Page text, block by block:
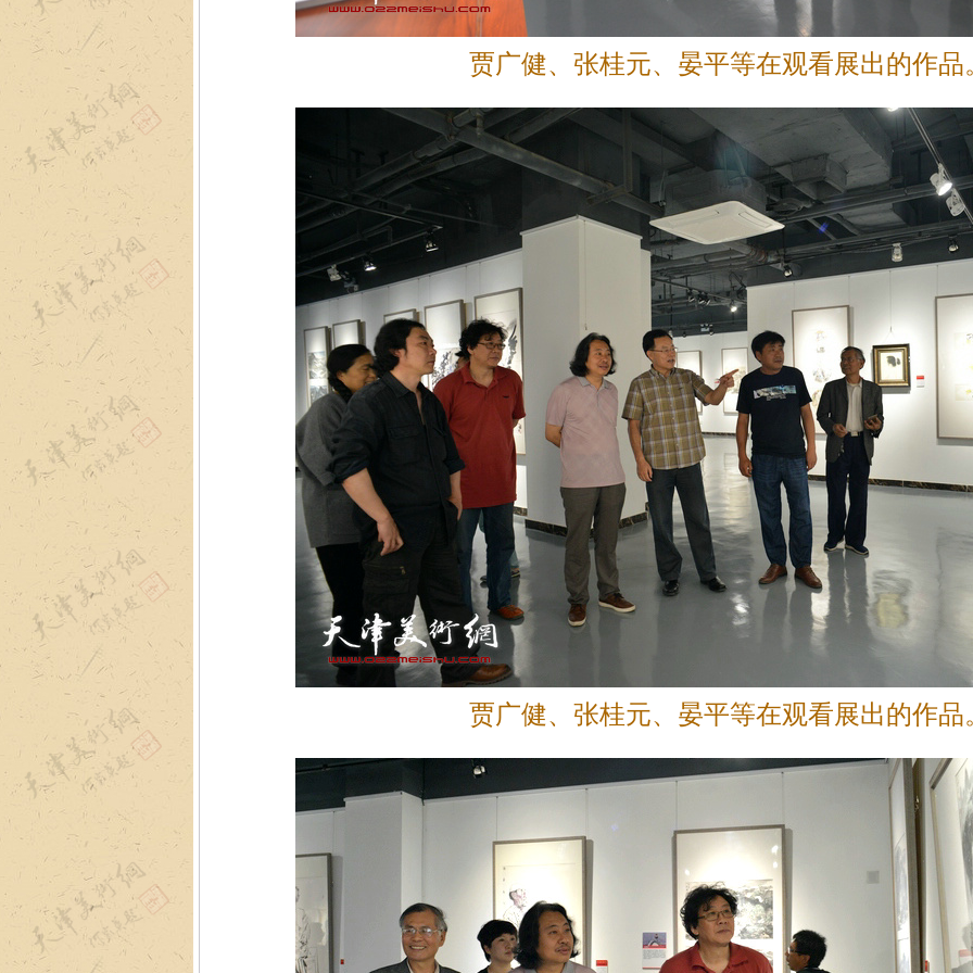
贾广健、张桂元、晏平等在观看展出的作品
贾广健、张桂元、晏平等在观看展出的作品